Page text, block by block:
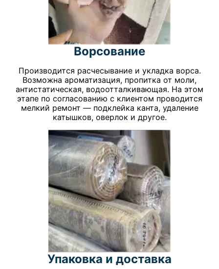
Ворсование
Производится расчесывание и укладка ворса.
Возможна ароматизация, пропитка от моли,
антистатическая, водоотталкивающая. На этом
этапе по согласованию с клиентом проводится
мелкий ремонт — подклейка канта, удаление
катышков, оверлок и другое.
Упаковка и доставка